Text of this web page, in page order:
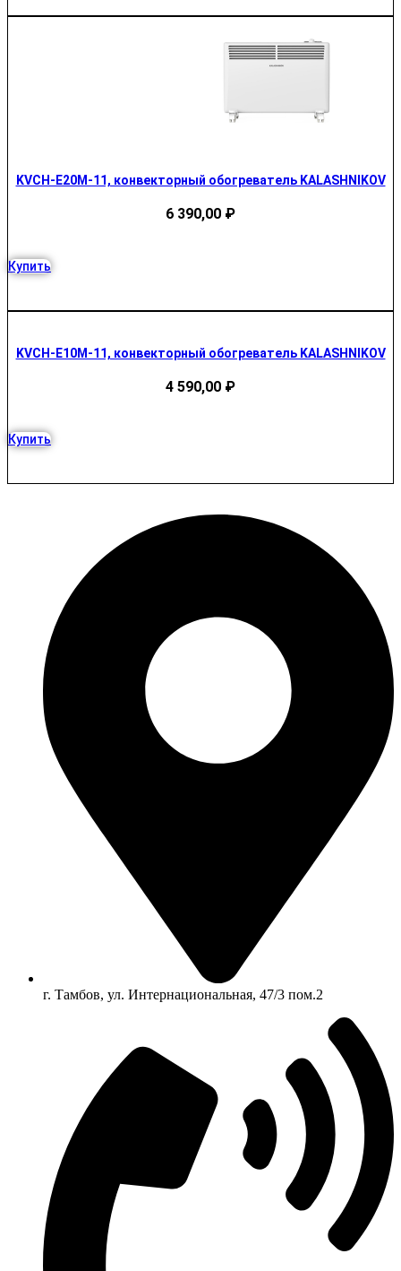
KVCH-E20M-11, конвекторный обогреватель KALASHNIKOV
6 390,00 ₽
Купить
KVCH-E10M-11, конвекторный обогреватель KALASHNIKOV
4 590,00 ₽
Купить
г. Тамбов, ул. Интернациональная, 47/3 пом.2